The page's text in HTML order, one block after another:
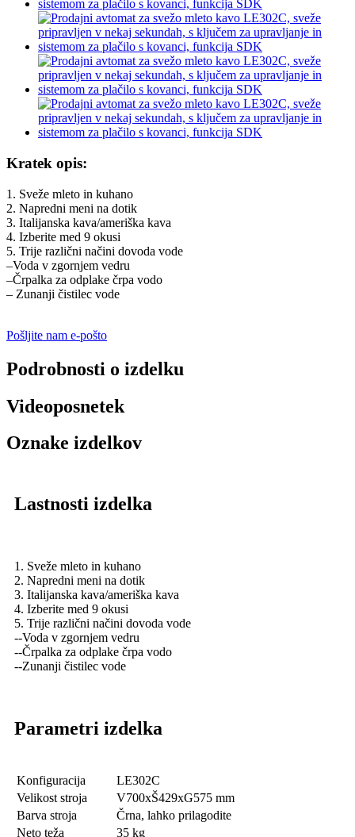
Kratek opis:
1. Sveže mleto in kuhano
2. Napredni meni na dotik
3. Italijanska kava/ameriška kava
4. Izberite med 9 okusi
5. Trije različni načini dovoda vode
–Voda v zgornjem vedru
–Črpalka za odplake črpa vodo
– Zunanji čistilec vode
Pošljite nam e-pošto
Podrobnosti o izdelku
Videoposnetek
Oznake izdelkov
Lastnosti izdelka
1. Sveže mleto in kuhano
2. Napredni meni na dotik
3. Italijanska kava/ameriška kava
4. Izberite med 9 okusi
5. Trije različni načini dovoda vode
--Voda v zgornjem vedru
--Črpalka za odplake črpa vodo
--Zunanji čistilec vode
Parametri izdelka
Konfiguracija
LE302C
Velikost stroja
V700xŠ429xG575 mm
Barva stroja
Črna, lahko prilagodite
Neto teža
35 kg